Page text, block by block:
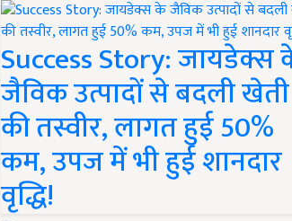
Success Story: जायडेक्स
जैविक उत्पादों से बदली खेती
की तस्वीर, लागत हुई 50%
कम, उपज में भी हुई शानदार
वृद्धि!